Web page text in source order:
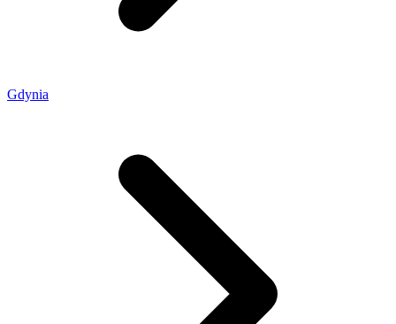
Gdynia